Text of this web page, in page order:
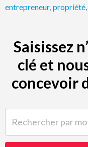
entrepreneur, propriété
Saisissez
clé et
concevoir